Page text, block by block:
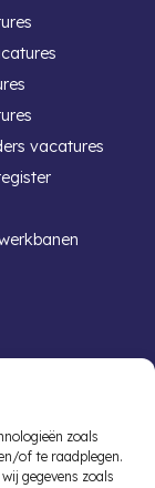
zoals
of te raadplegen.
gegevens zoals
vacatures